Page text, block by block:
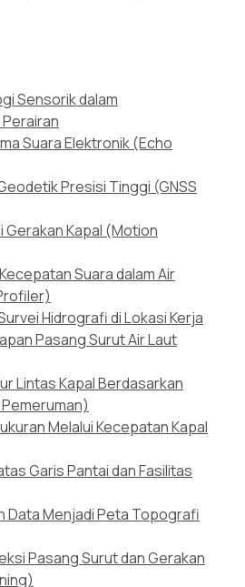
Sensorik dalam
Suara Elektronik (Echo
Presisi Tinggi (GNSS
Gerakan Kapal (Motion
Suara dalam Air
Hidrografi di Lokasi Kerja
Pasang Surut Air Laut
Lintas Kapal Berdasarkan
Melalui Kecepatan Kapal
Garis Pantai dan Fasilitas
Data Menjadi Peta Topografi
Pasang Surut dan Gerakan